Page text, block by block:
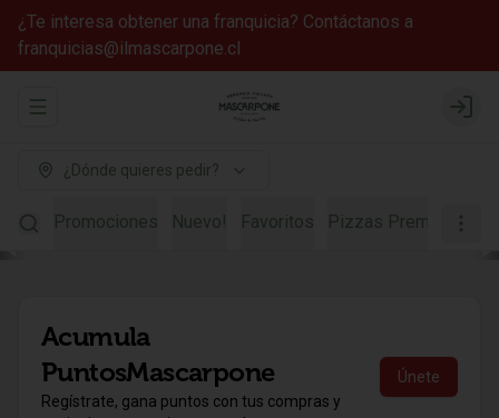
¿Te interesa obtener una franquicia? Contáctanos a
franquicias@ilmascarpone.cl
Abrir menu de navegación Login
¿Dónde quieres pedir?
Promociones Nuevo! Favoritos Pizzas Premium
Acumula
PuntosMascarpone
Regístrate, gana puntos con tus compras y
Únete